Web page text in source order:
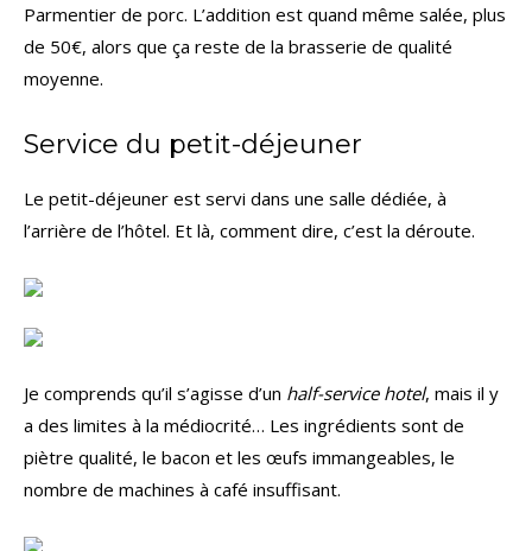
Parmentier de porc. L’addition est quand même salée, plus
de 50€, alors que ça reste de la brasserie de qualité
moyenne.
Service du petit-déjeuner
Le petit-déjeuner est servi dans une salle dédiée, à
l’arrière de l’hôtel. Et là, comment dire, c’est la déroute.
Je comprends qu’il s’agisse d’un half-service hotel, mais il y
a des limites à la médiocrité… Les ingrédients sont de
piètre qualité, le bacon et les œufs immangeables, le
nombre de machines à café insuffisant.